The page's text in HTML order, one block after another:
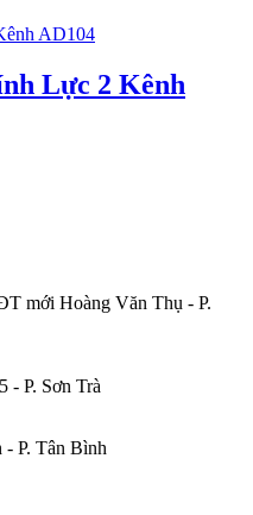
Lực 2 Kênh
mới Hoàng Văn Thụ - P.
P. Sơn Trà
P. Tân Bình